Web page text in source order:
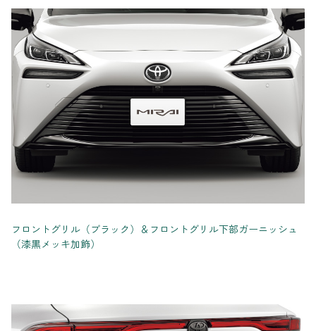
フロントグリル（ブラック）＆フロントグリル下部ガーニッシュ
（漆黒メッキ加飾）